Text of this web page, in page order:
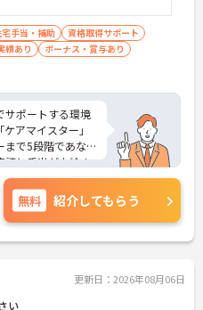
手当・補助
資格取得サポート
績あり
ボーナス・賞与あり
ポートする環境
アマイスター」
まで5段階であな
証と手当が支給さ
るため「サンク
入しています。ス
を超えた仲間に
う仕組みで、毎月
認め合えるため、
気の職場です。
かも！」という
無料 紹介してもらう
更新日：2026年08月06日
い